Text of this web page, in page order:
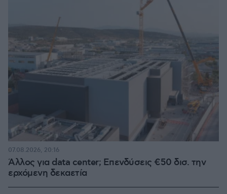
Άλλος για data center; Επενδύσεις €50 δισ. την
ερχόμενη δεκαετία
07.08.2026, 20:16